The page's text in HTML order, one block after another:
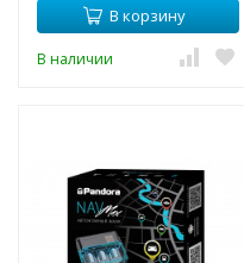
В корзину
В наличии